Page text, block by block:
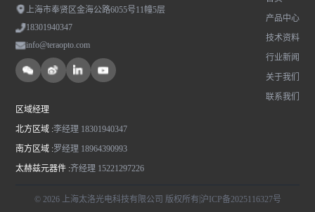
上海市奉贤区金海公路6055号11幢5层
18301940347
info@teraopto.com
产品中心
技术资料
行业新闻
关于我们
联系我们
区域经理
北方区域 :李经理 18301940347
南方区域 :罗经理 18964390993
太赫兹元器件 :齐经理 15221297226
© 2026 上海太洛光电科技有限公司 版权所有|沪ICP备2025116327号